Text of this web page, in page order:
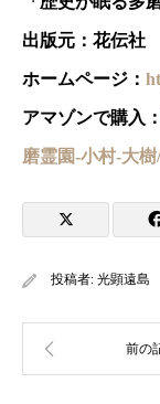
出版元：花伝社
ホームページ：
アマゾンで購入：
磨霊園-小村-大樹
投稿者: 光顕遠島